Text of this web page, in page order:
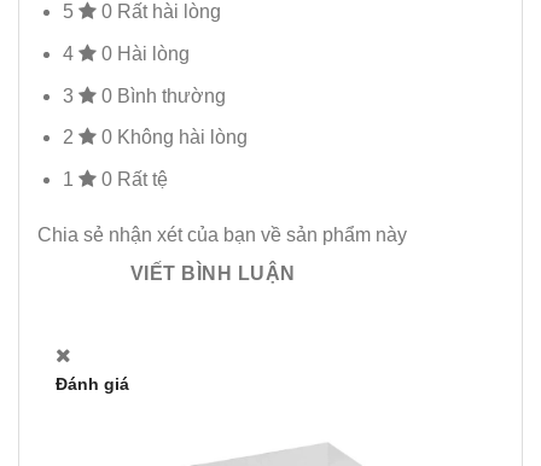
5
0 Rất hài lòng
4 0 Hài lòng
3 0 Bình thường
2 0 Không hài lòng
1 0 Rất tệ
Chia sẻ nhận xét của bạn về sản phẩm này
VIẾT BÌNH LUẬN
Đánh giá